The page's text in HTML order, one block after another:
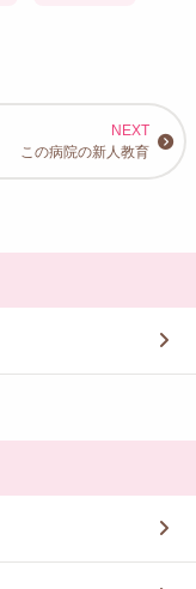
この病院の新人教育